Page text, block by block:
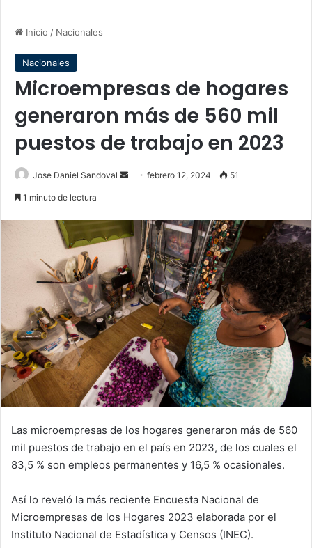
Inicio / Nacionales
Nacionales
Microempresas de hogares
generaron más de 560 mil
puestos de trabajo en 2023
Jose Daniel Sandoval
Sendfebrero 12, 2024 51
1 minuto de lectura
Las microempresas de los hogares generaron más de 560
mil puestos de trabajo en el país en 2023, de los cuales el
83,5 % son empleos permanentes y 16,5 % ocasionales.
Así lo reveló la más reciente Encuesta Nacional de
Microempresas de los Hogares 2023 elaborada por el
Instituto Nacional de Estadística y Censos (INEC).